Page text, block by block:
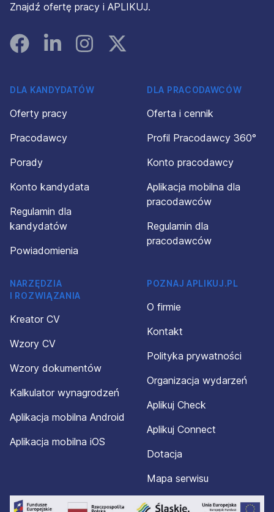
Znajdź ofertę pracy i APLIKUJ.
FacebookLinked InInstagramInstagram
DLA KANDYDATÓW
Oferty pracy
Pracodawcy
Porady
Konto kandydata
Regulamin dla
kandydatów
Powiadomienia
DLA PRACODAWCÓW
Oferta i cennik
Profil Pracodawcy 360°
Konto pracodawcy
Aplikacja mobilna dla
pracodawców
Regulamin dla
pracodawców
NARZĘDZIA
I ROZWIĄZANIA
Kreator CV
Wzory CV
Wzory dokumentów
Kalkulator wynagrodzeń
Aplikacja mobilna Android
Aplikacja mobilna iOS
POZNAJ APLIKUJ.PL
O firmie
Kontakt
Polityka prywatności
Organizacja wydarzeń
Aplikuj Check
Aplikuj Connect
Dotacja
Mapa serwisu